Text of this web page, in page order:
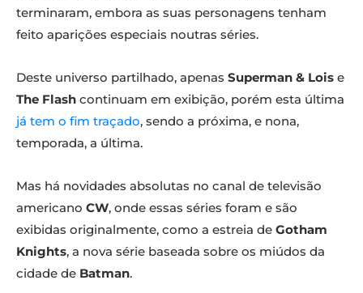
terminaram, embora as suas personagens tenham
feito aparições especiais noutras séries.
Deste universo partilhado, apenas Superman & Lois e
The Flash continuam em exibição, porém esta última
já tem o fim traçado, sendo a próxima, e nona,
temporada, a última.
Mas há novidades absolutas no canal de televisão
americano CW, onde essas séries foram e são
exibidas originalmente, como a estreia de Gotham
Knights, a nova série baseada sobre os miúdos da
cidade de Batman.